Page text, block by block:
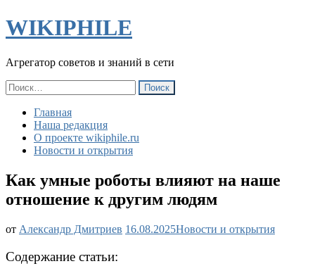
WIKIPHILE
Агрегатор советов и знаний в сети
Найти:
Главная
Наша редакция
О проекте wikiphile.ru
Новости и открытия
Как умные роботы влияют на наше
отношение к другим людям
от Александр Дмитриев 16.08.2025Как
Новости и открытия
Содержание статьи: